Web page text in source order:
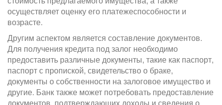
осуществляет оценку его платежеспособности и
возрасте.
Другим аспектом является составление документов.
Для получения кредита под залог необходимо
предоставить различные документы, такие как паспорт,
паспорт с пропиской, свидетельство о браке,
документы о собственности на залоговое имущество и
другие. Банк также может потребовать предоставление